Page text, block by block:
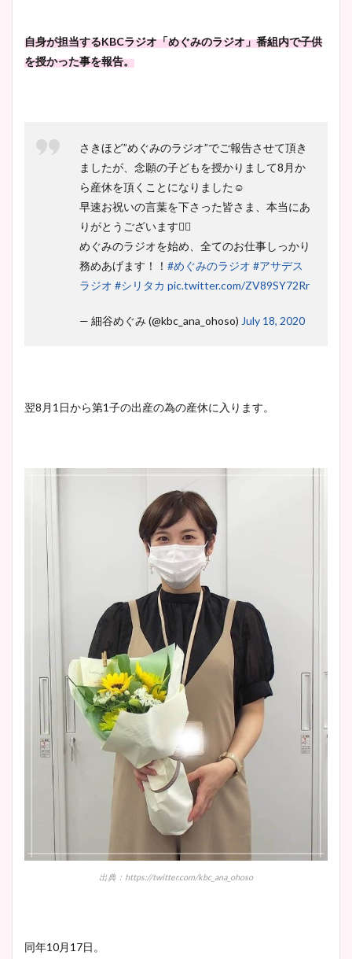
凄い！
自身が担当するKBCラジオ「めぐみのラジオ」番組内で子供
を授かった事を報告。
さきほど”めぐみのラジオ”でご報告させて頂き
ましたが、念願の子どもを授かりまして8月か
ら産休を頂くことになりました☺️
早速お祝いの言葉を下さった皆さま、本当にあ
りがとうございます🙇‍♀️
めぐみのラジオを始め、全てのお仕事しっかり
務めあげます！！ #めぐみのラジオ #アサデス
ラジオ #シリタカ pic.twitter.com/ZV89SY72Rr
— 細谷めぐみ (@kbc_ana_ohoso) July 18, 2020
翌8月1日から第1子の出産の為の産休に入ります。
出典：https://twitter.com/kbc_ana_ohoso
同年10月17日。